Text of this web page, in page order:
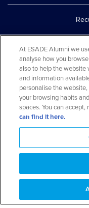
Aviso
© 2026 ESADE
At ESADE Alumni we
analyse how you
also to help the website
and information
personalise the
your browsing habits
spaces. You can
can find it here.